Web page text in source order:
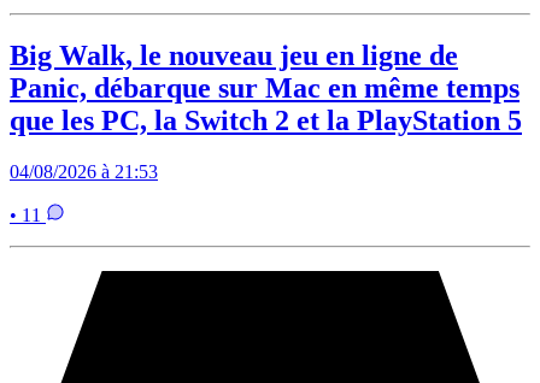
Big Walk, le nouveau jeu en ligne de
Panic, débarque sur Mac en même temps
que les PC, la Switch 2 et la PlayStation 5
04/08/2026 à 21:53
• 11